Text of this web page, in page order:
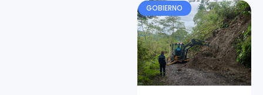
GOBIERNO